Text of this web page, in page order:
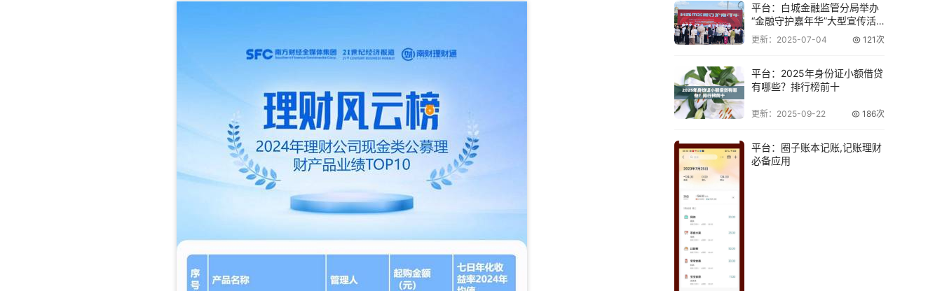
平台：白城金融监管分局举办
“金融守护嘉年华”大型宣传活
动
更新：2025-07-04 121次
平台：2025年身份证小额借贷
有哪些？排行榜前十
更新：2025-09-22 186次
平台：圈子账本记账,记账理财
必备应用